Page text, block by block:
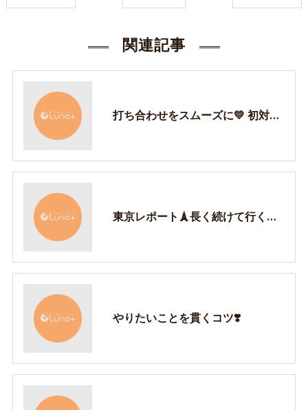
関連記事
打ち合わせをスムーズに💛 初対面で大事な3選！
東京レポート🗼長く続けて行くために必要なこと1
やりたいことを貫くコツ❣️